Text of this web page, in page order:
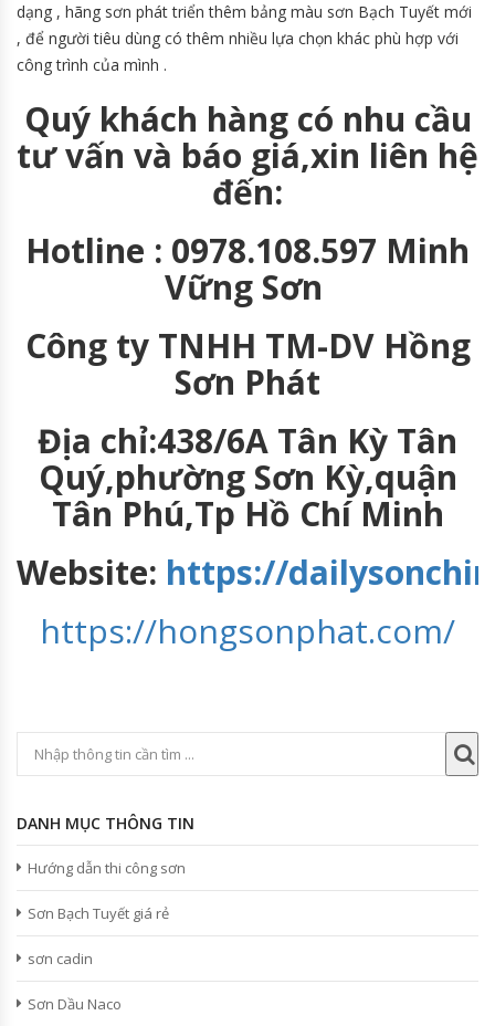
dạng , hãng sơn phát triển thêm bảng màu sơn Bạch Tuyết mới
, để người tiêu dùng có thêm nhiều lựa chọn khác phù hợp với
công trình của mình .
Quý khách hàng có nhu cầu
tư vấn và báo giá,xin liên hệ
đến:
Hotline : 0978.108.597 Minh
Vững Sơn
Công ty TNHH TM-DV Hồng
Sơn Phát
Địa chỉ:438/6A Tân Kỳ Tân
Quý,phường Sơn Kỳ,quận
Tân Phú,Tp Hồ Chí Minh
Website: https://
https://hongsonphat.com/
DANH MỤC THÔNG TIN
Hướng dẫn thi công sơn
Sơn Bạch Tuyết giá rẻ
sơn cadin
Sơn Dầu Naco